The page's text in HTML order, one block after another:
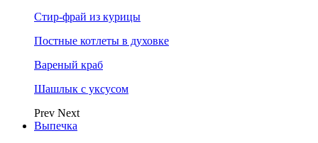
Стир-фрай из курицы
Постные котлеты в духовке
Вареный краб
Шашлык с уксусом
Prev Next
Выпечка